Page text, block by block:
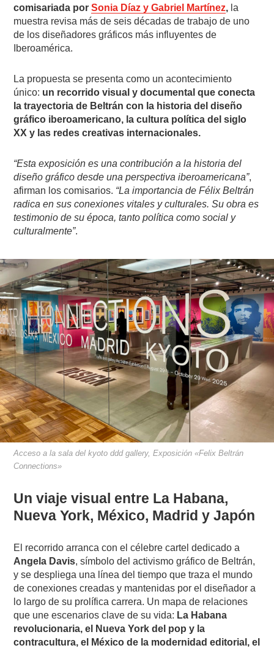
comisariada porSonia Díaz y Gabriel Martínez, la
muestra revisa más de seis décadas de trabajo de uno
de los diseñadores gráficos más influyentes de
Iberoamérica.
La propuesta se presenta como un acontecimiento
único: un recorrido visual y documental que conecta
la trayectoria de Beltrán con la historia del diseño
gráfico iberoamericano, la cultura política del siglo
XX y las redes creativas internacionales.
“Esta exposición es una contribución a la historia del
diseño gráfico desde una perspectiva iberoamericana”,
afirman los comisarios. “La importancia de Félix Beltrán
radica en sus conexiones vitales y culturales. Su obra es
testimonio de su época, tanto política como social y
culturalmente”.
Acceso a la sala del kyoto ddd gallery, Exposición «Felix Beltrán
Connections»
Un viaje visual entre La Habana,
Nueva York, México, Madrid y Japón
El recorrido arranca con el célebre cartel dedicado a
Angela Davis, símbolo del activismo gráfico de Beltrán,
y se despliega una línea del tiempo que traza el mundo
de conexiones creadas y mantenidas por el diseñador a
lo largo de su prolífica carrera. Un mapa de relaciones
que une escenarios clave de su vida: La Habana
revolucionaria, el Nueva York del pop y la
contracultura, el México de la modernidad editorial, el